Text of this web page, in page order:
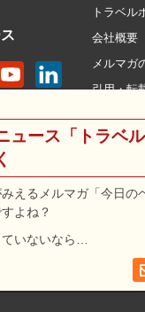
トラベル
会社概要
メルマガ
引用・転
利用規約
広告メニ
ュース「トラベ
えるメルマガ「今日の
よね？
いないなら…